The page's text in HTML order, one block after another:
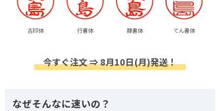
古印体 行書体 隷書体 てん書体
今すぐ注文 ⇒ 8月10日(月)発送！
なぜそんなに速いの？